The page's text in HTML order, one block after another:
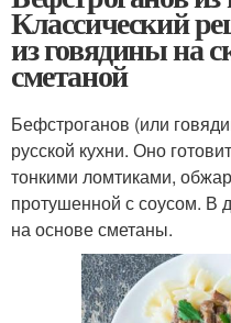
Классический
из говядины на
сметаной
Бефстроганов (или
русской кухни. Оно
тонкими ломтиками,
протушенной с соусом. В
на основе сметаны.